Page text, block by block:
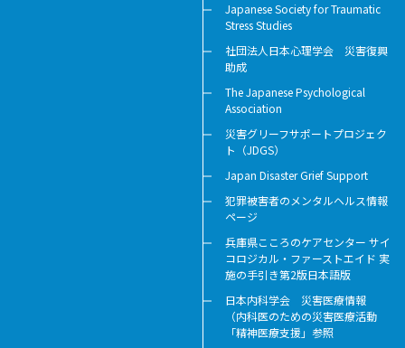
Japanese Society for Traumatic
Stress Studies
社団法人日本心理学会 災害復興
助成
The Japanese Psychological
Association
災害グリーフサポートプロジェク
ト（JDGS）
Japan Disaster Grief Support
犯罪被害者のメンタルヘルス情報
ページ
兵庫県こころのケアセンター サイ
コロジカル・ファーストエイド 実
施の手引き第2版日本語版
日本内科学会 災害医療情報
（内科医のための災害医療活動
「精神医療支援」参照